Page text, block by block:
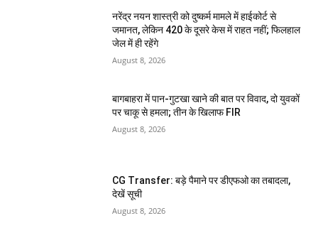
नरेंद्र नयन शास्त्री को दुष्कर्म मामले में हाईकोर्ट से
जमानत, लेकिन 420 के दूसरे केस में राहत नहीं; फिलहाल
जेल में ही रहेंगे
August 8, 2026
बागबाहरा में पान-गुटखा खाने की बात पर विवाद, दो युवकों
पर चाकू से हमला; तीन के खिलाफ FIR
August 8, 2026
CG Transfer: बड़े पैमाने पर डीएफओ का तबादला,
देखें सूची
August 8, 2026